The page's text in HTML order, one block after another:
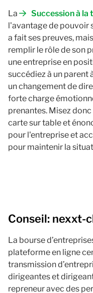
La Succession à
l'avantage de pouvoir
a fait ses preuves,
remplir le rôle de son
une entreprise en
succédiez à un parent
un changement de
forte charge
prenantes. Misez
carte sur table et
pour l'entreprise et
pour maintenir la
Conseil: nexxt-
La bourse
plateforme en ligne
transmission
dirigeantes et
repreneur avec des